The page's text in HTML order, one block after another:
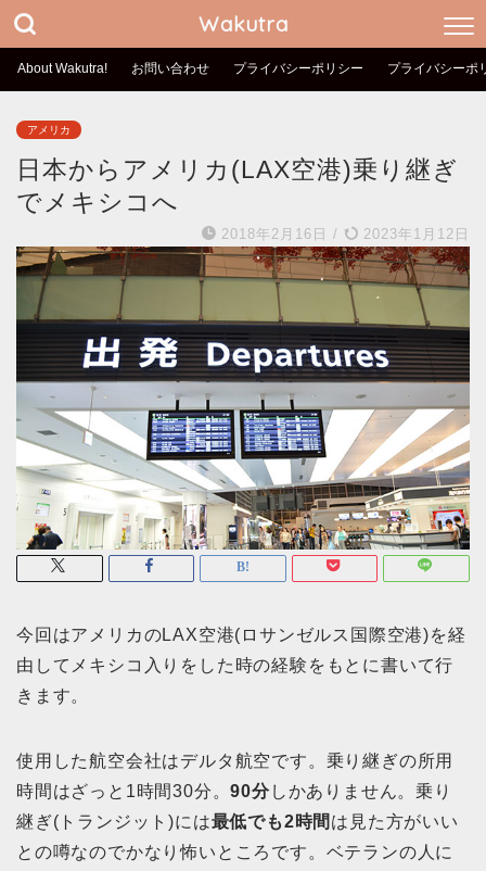
Wakutra
About Wakutra! お問い合わせ プライバシーポリシー プライバシーポ
アメリカ
日本からアメリカ(LAX空港)乗り継ぎ
でメキシコへ
2018年2月16日 / 2023年1月12日
今回はアメリカのLAX空港(ロサンゼルス国際空港)を経
由してメキシコ入りをした時の経験をもとに書いて行
きます。
使用した航空会社はデルタ航空です。乗り継ぎの所用
時間はざっと1時間30分。90分しかありません。乗り
継ぎ(トランジット)には最低でも2時間 は見た方がいい
との噂なのでかなり怖いところです。ベテランの人に